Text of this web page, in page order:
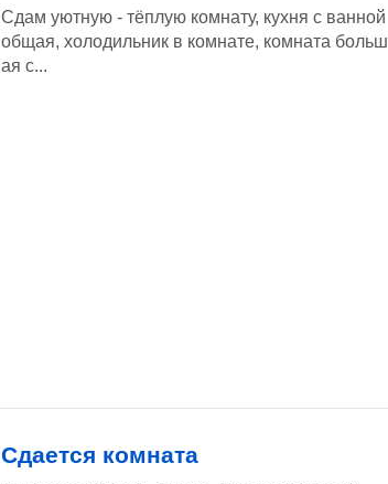
Сдам уютную - тёплую комнату, кухня с ванной
общая, холодильник в комнате, комната больш
ая с...
Сдается комната